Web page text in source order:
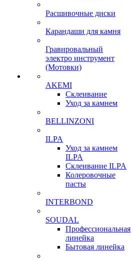
Расшивочные диски
Карандаши для камня
Гравировальный
электро инструмент
(Мотовки)
AKEMI
Склеивание
Уход за камнем
BELLINZONI
ILPA
Уход за камнем
ILPA
Склеивание ILPA
Колеровочные
пасты
INTERBOND
SOUDAL
Профессиональная
линейка
Бытовая линейка